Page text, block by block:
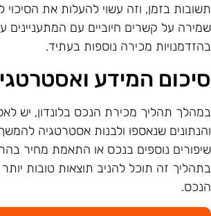
בזמן, וזה עשוי להעלות את
על קשרים חיוביים עם המתעניינים
מכירה נוספות בעתיד.
המידע
תהליך מכירת הנכס בלונדון, יש
שנאספו ולבנות אסטרטגיה
נוספים בנכס או התאמת מחיר
זה תוכל להניב תוצאות טובות יותר